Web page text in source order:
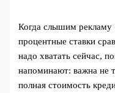
Когда слышим рекламу
процентные ставки
надо хватать сейчас,
напоминают: важна не
полная стоимость